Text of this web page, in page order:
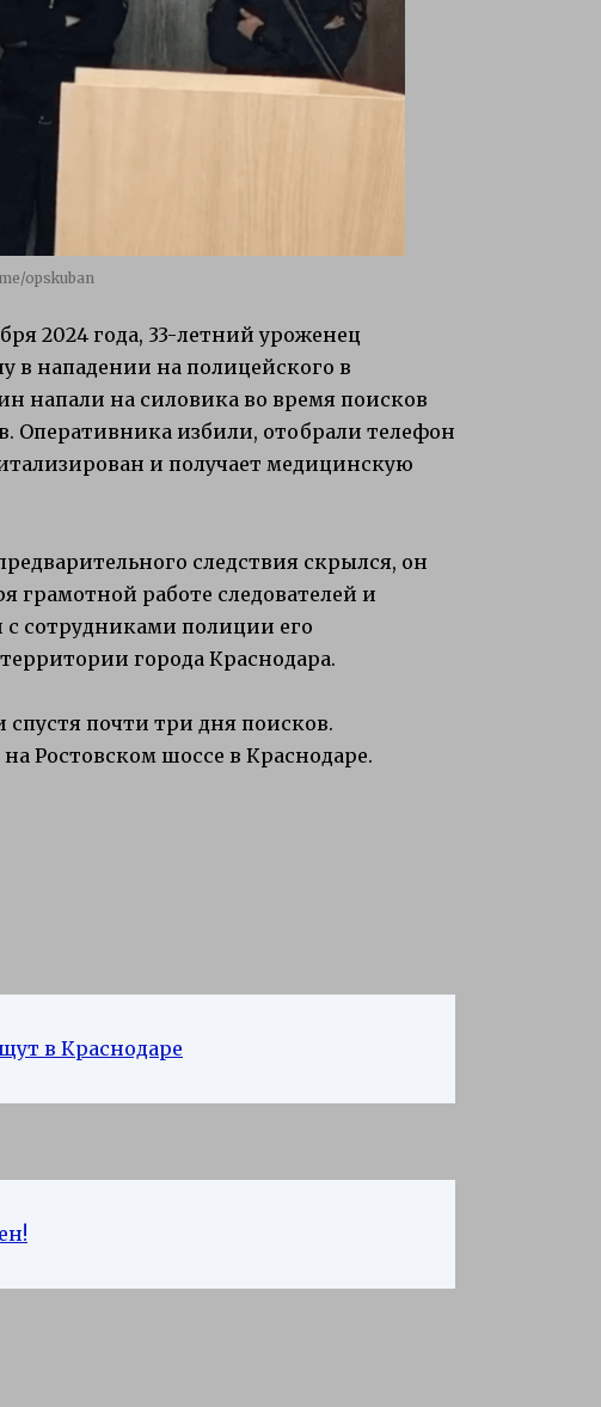
opskuban
2024 года, 33-летний уроженец
нападении на полицейского в
напали на силовика во время поисков
Оперативника избили, отобрали телефон
и получает медицинскую
следствия скрылся, он
грамотной работе следователей и
сотрудниками полиции его
города Краснодара.
почти три дня поисков.
Ростовском шоссе в Краснодаре.
в Краснодаре